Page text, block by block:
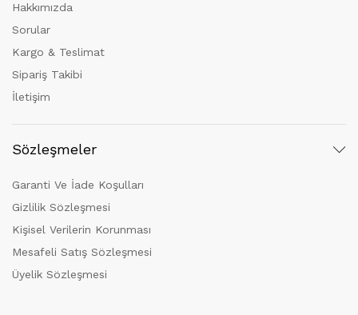
Hakkımızda
Sorular
Kargo & Teslimat
Sipariş Takibi
İletişim
Sözleşmeler
Garanti Ve İade Koşulları
Gizlilik Sözleşmesi
Kişisel Verilerin Korunması
Mesafeli Satış Sözleşmesi
Üyelik Sözleşmesi